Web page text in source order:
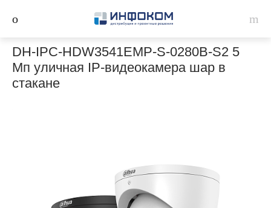
DH-IPC-HDW3541EMP-S-0280B-S2 5
Мп уличная IP-видеокамера шар в
стакане